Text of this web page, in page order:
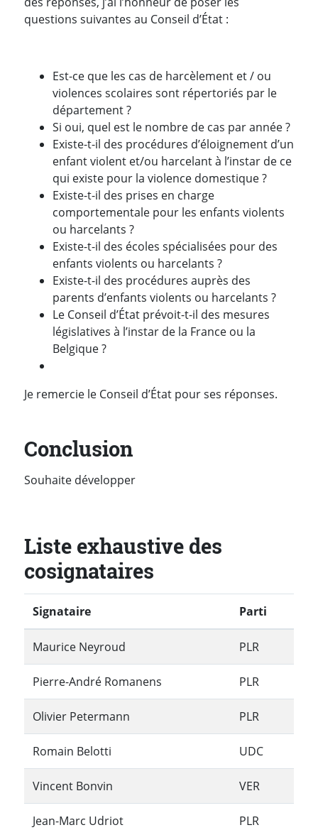
questions suivantes au Conseil d’État :
Est-ce que les cas de harcèlement et / ou
violences scolaires sont répertoriés par le
département ?
Si oui, quel est le nombre de cas par année ?
Existe-t-il des procédures d’éloignement d’un
enfant violent et/ou harcelant à l’instar de ce
qui existe pour la violence domestique ?
Existe-t-il des prises en charge
comportementale pour les enfants violents
ou harcelants ?
Existe-t-il des écoles spécialisées pour des
enfants violents ou harcelants ?
Existe-t-il des procédures auprès des
parents d’enfants violents ou harcelants ?
Le Conseil d’État prévoit-t-il des mesures
législatives à l’instar de la France ou la
Belgique ?
Je remercie le Conseil d’État pour ses réponses.
Conclusion
Souhaite développer
Liste exhaustive des
cosignataires
Signataire Parti
Maurice Neyroud PLR
Pierre-André Romanens PLR
Olivier Petermann PLR
Romain Belotti UDC
Vincent Bonvin VER
Jean-Marc Udriot PLR